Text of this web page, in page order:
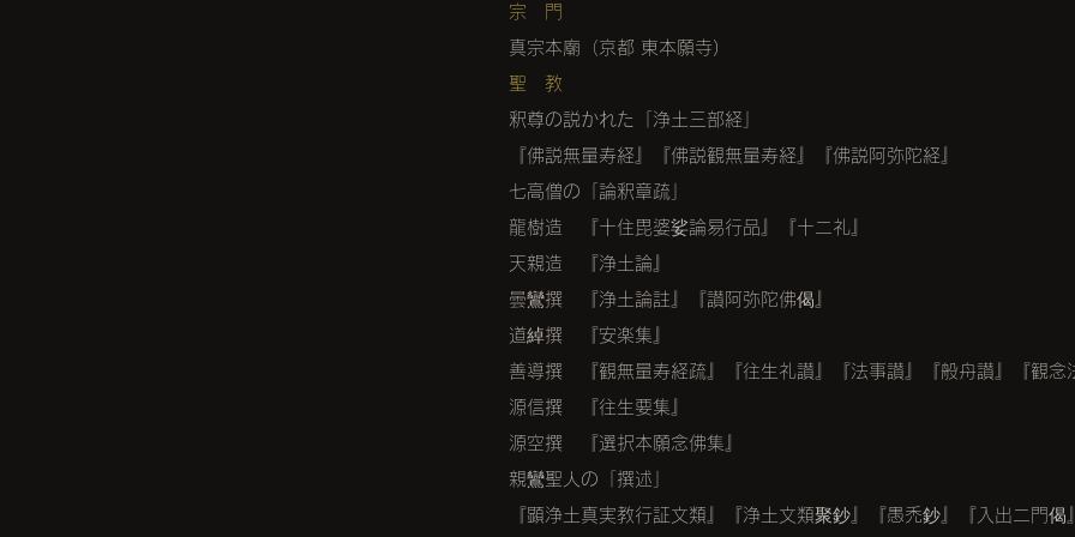
宗 門
真宗本廟（京都 東本願寺）
聖 教
釈尊の説かれた「浄土三部経」
『佛説無量寿経』『佛説観無量寿経』『佛説阿弥陀経』
七高僧の「論釈章疏」
龍樹造 『十住毘婆娑論易行品』『十二礼』
天親造 『浄土論』
曇鸞撰 『浄土論註』『讃阿弥陀佛偈』
道綽撰 『安楽集』
善導撰 『観無量寿経疏』『往生礼讃』『法事讃』『般舟讃』『観念
源信撰 『往生要集』
源空撰 『選択本願念佛集』
親鸞聖人の「撰述」
『顕浄土真実教行証文類』『浄土文類聚鈔』『愚禿鈔』『入出二門偈